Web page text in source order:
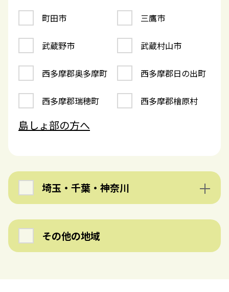
町田市 三鷹市
武蔵野市 武蔵村山市
西多摩郡奥多摩町 西多摩郡日の出町
西多摩郡瑞穂町 西多摩郡檜原村
島しょ部の方へ
埼玉・千葉・神奈川
神奈川 千葉
埼玉
その他の地域